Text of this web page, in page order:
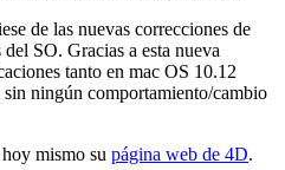
de las nuevas correcciones de
SO. Gracias a esta nueva
tanto en mac OS 10.12
ningún comportamiento/cambio
mismo su página web de 4D.